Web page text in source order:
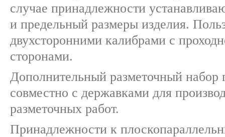
случае принадлежности
и предельный размеры изделия.
двухсторонними калибрами с
сторонами.
Дополнительный разметочный набор
совместно с державками для
разметочных работ.
Принадлежности к